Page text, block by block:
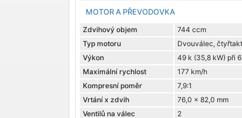
MOTOR A PŘEVODOVKA
Zdvihový objem
744 ccm
Typ motoru
Dvouválec,
Výkon
49 k (35,8 kW) při
Maximální rychlost
177 km/h
Kompresní poměr
7,9:1
Vrtání x zdvih
76,0 x 82,0 mm
Ventilů na válec
2